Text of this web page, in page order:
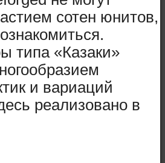
сотен юнитов,
типа «Казаки»
и вариаций
реализовано в